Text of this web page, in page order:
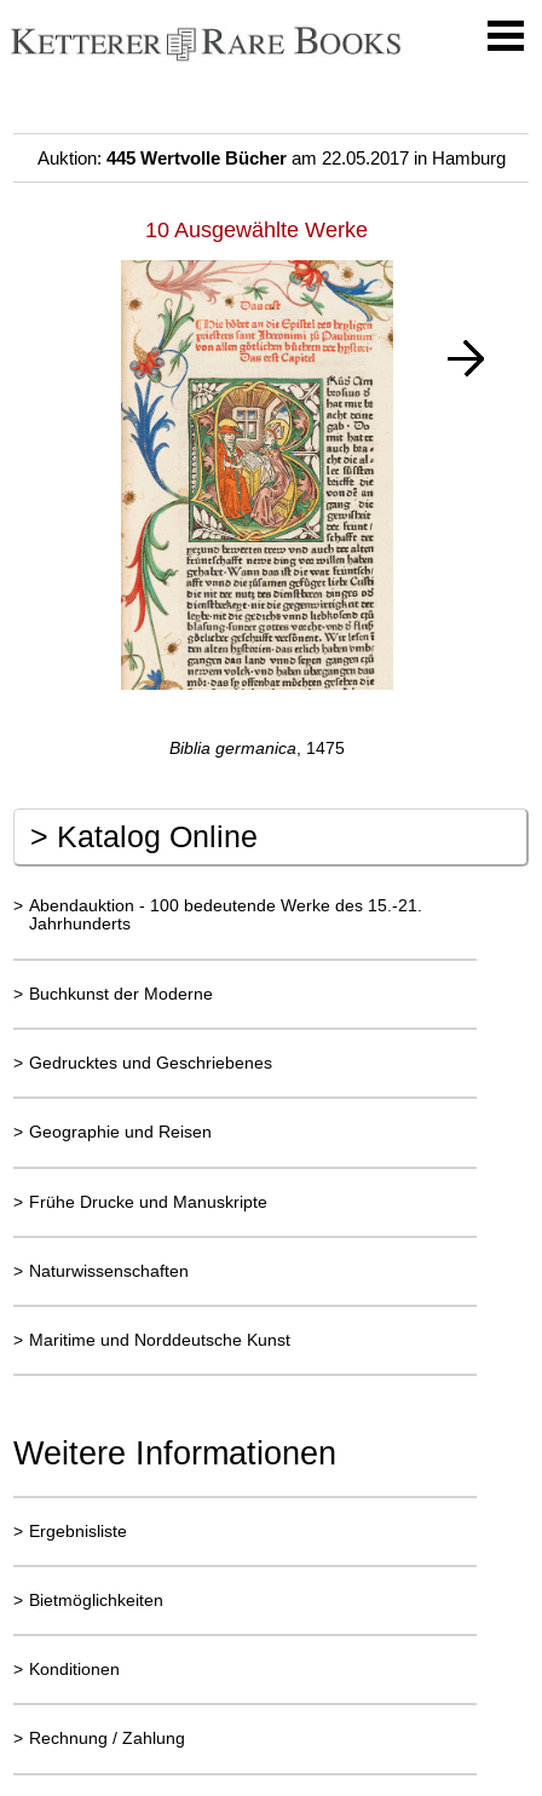
Auktion: 445 Wertvolle Bücheram 22.05.2017 in Hamburg
10 Ausgewählte Werke
Biblia germanica, 1475
> Katalog Online
> Abendauktion - 100 bedeutende Werke des 15.-21.
Jahrhunderts
> Buchkunst der Moderne
> Gedrucktes und Geschriebenes
> Geographie und Reisen
> Frühe Drucke und Manuskripte
> Naturwissenschaften
> Maritime und Norddeutsche Kunst
Weitere Informationen
> Ergebnisliste
> Bietmöglichkeiten
> Konditionen
> Rechnung / Zahlung